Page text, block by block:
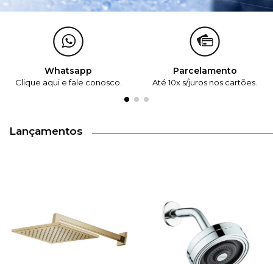
Whatsapp
Clique aqui e fale conosco.
Parcelamento
Até 10x s/juros nos cartões.
Lançamentos